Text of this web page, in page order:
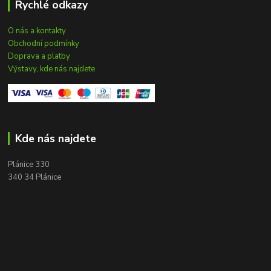
Rychlé odkazy
O nás a kontakty
Obchodní podmínky
Doprava a platby
Výstavy, kde nás najdete
Kde nás najdete
Plánice 330
340 34 Plánice